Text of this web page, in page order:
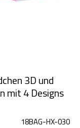
3D und
mit 4 Designs
18BAG-HX-030